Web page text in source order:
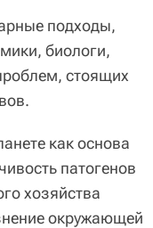
подходы,
биологи,
стоящих
как основа
патогенов
хозяйства
окружающей